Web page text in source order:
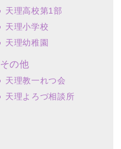
天理高校第1部
天理小学校
天理幼稚園
その他
天理教一れつ会
天理よろづ相談所